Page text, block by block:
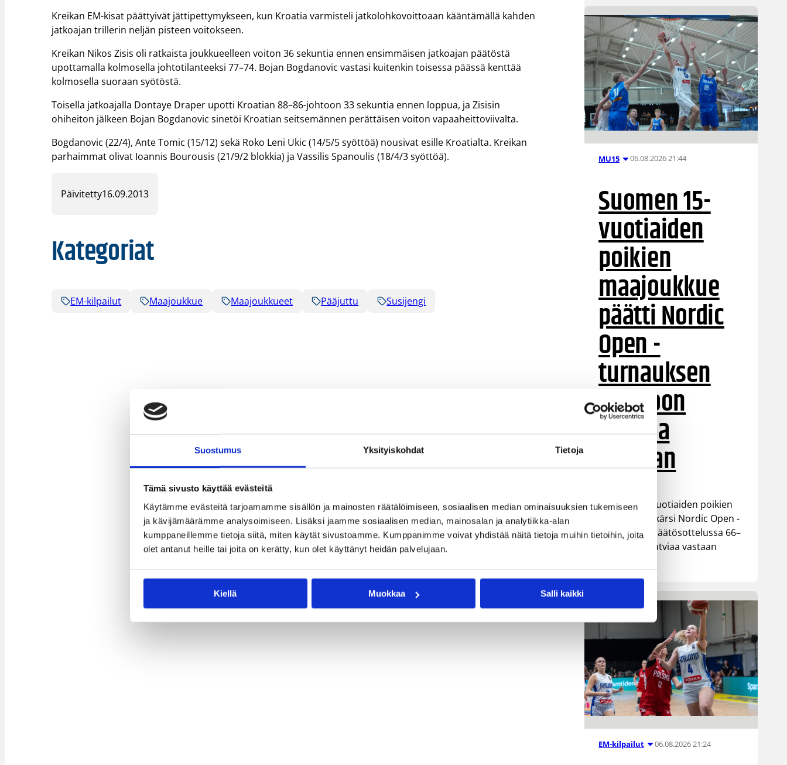
Suostumus Yksityiskohdat Tietoja
Tämä sivusto käyttää evästeitä
Käytämme evästeitä tarjoamamme sisällön ja mainosten räätälöimiseen, sosiaalisen median ominaisuuksien tukemiseen
ja kävijämäärämme analysoimiseen. Lisäksi jaamme sosiaalisen median, mainosalan ja analytiikka-alan
kumppaneillemme tietoja siitä, miten käytät sivustoamme. Kumppanimme voivat yhdistää näitä tietoja muihin tietoihin, joita
olet antanut heille tai joita on kerätty, kun olet käyttänyt heidän palvelujaan.
Kiellä Muokkaa Salli kaikki
Kreikan EM-kisat päättyivät jättipettymykseen, kun Kroatia varmisteli jatkolohkovoittoaan kääntämällä kahden
jatkoajan trillerin neljän pisteen voitokseen.
Kreikan Nikos Zisis oli ratkaista joukkueelleen voiton 36 sekuntia ennen ensimmäisen jatkoajan päätöstä
upottamalla kolmosella johtotilanteeksi 77–74. Bojan Bogdanovic vastasi kuitenkin toisessa päässä kenttää
kolmosella suoraan syötöstä.
Toisella jatkoajalla Dontaye Draper upotti Kroatian 88–86-johtoon 33 sekuntia ennen loppua, ja Zisisin
ohiheiton jälkeen Bojan Bogdanovic sinetöi Kroatian seitsemännen perättäisen voiton vapaaheittoviivalta.
Bogdanovic (22/4), Ante Tomic (15/12) sekä Roko Leni Ukic (14/5/5 syöttöä) nousivat esille Kroatialta. Kreikan
parhaimmat olivat Ioannis Bourousis (21/9/2 blokkia) ja Vassilis Spanoulis (18/4/3 syöttöä).
Päivitetty16.09.2013
Kategoriat
EM-kilpailut Maajoukkue Maajoukkueet Pääjuttu Susijengi
MU15 06.08.2026 21:44
Suomen 15-
vuotiaiden
poikien
maajoukkue
päätti Nordic
Open -
turnauksen
tappioon
Latviaa
vastaan
Suomen 15-vuotiaiden poikien
maajoukkue kärsi Nordic Open -
turnauksen päätösottelussa 66–
74-tappion Latviaa vastaan
EM-kilpailut 06.08.2026 21:24